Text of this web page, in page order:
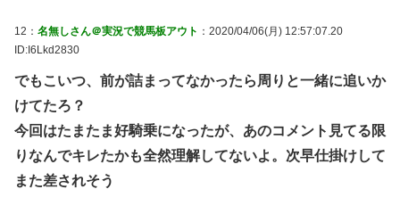
12： 名無しさん＠実況で競馬板アウト ：2020/04/06(月) 12:57:07.20
ID:I6Lkd2830
でもこいつ、前が詰まってなかったら周りと一緒に追いか
けてたろ？
今回はたまたま好騎乗になったが、あのコメント見てる限
りなんでキレたかも全然理解してないよ。次早仕掛けして
また差されそう